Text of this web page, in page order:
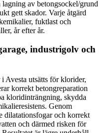
av betongsockel/grund
gett skador. Varje åtgärd
fuktlast och
år efter år.
industrigolv och
Avesta utsätts för klorider,
korrekt betongreparation
kloridinträngning, skydda
Genom
dilatationsfogar och korrekt
och därmed risken för